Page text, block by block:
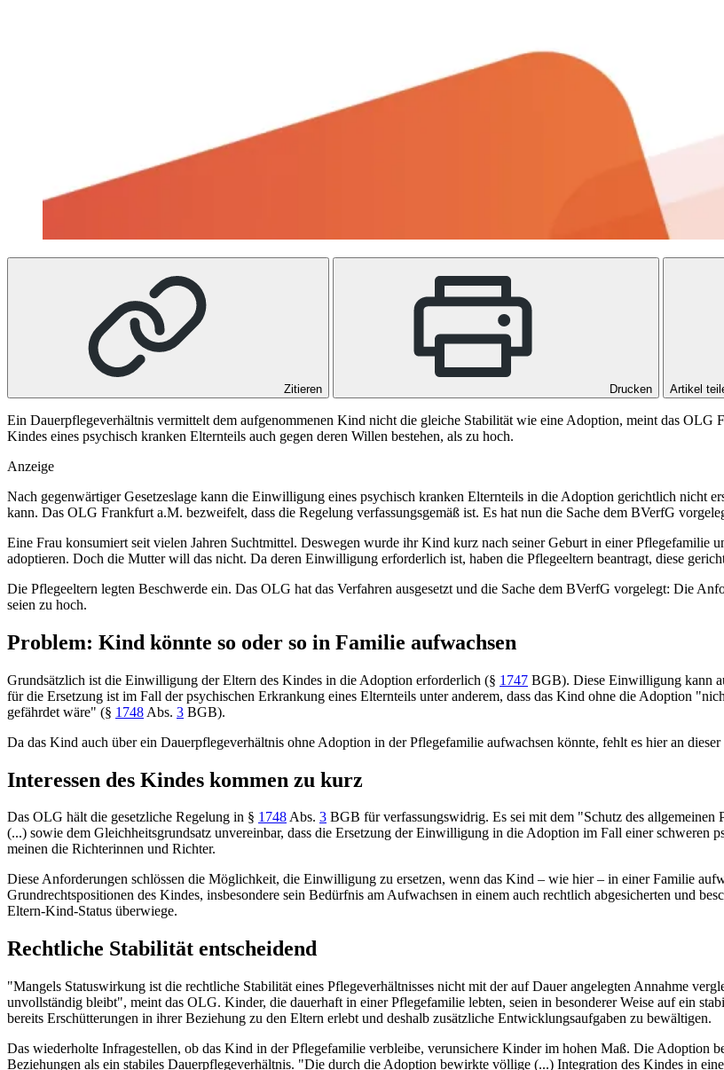
Zitieren Drucken Artikel
Ein Dauerpflegeverhältnis vermittelt dem aufgenommenen Kind nicht die gleiche Stabilität wie eine Adoption, meint das
Kindes eines psychisch kranken Elternteils auch gegen deren Willen bestehen, als zu hoch.
Anzeige
Nach gegenwärtiger Gesetzeslage kann die Einwilligung eines psychisch kranken Elternteils in die Adoption gerichtlich nicht
kann. Das OLG Frankfurt a.M. bezweifelt, dass die Regelung verfassungsgemäß ist. Es hat nun die Sache dem BVerfG
Eine Frau konsumiert seit vielen Jahren Suchtmittel. Deswegen wurde ihr Kind kurz nach seiner Geburt in einer Pflegefamilie
adoptieren. Doch die Mutter will das nicht. Da deren Einwilligung erforderlich ist, haben die Pflegeeltern beantragt, diese
Die Pflegeeltern legten Beschwerde ein. Das OLG hat das Verfahren ausgesetzt und die Sache dem BVerfG vorgelegt: Die
seien zu hoch.
Problem: Kind könnte so oder so in Familie aufwachsen
Grundsätzlich ist die Einwilligung der Eltern des Kindes in die Adoption erforderlich (§ 1747 BGB). Diese Einwilligung kann
für die Ersetzung ist im Fall der psychischen Erkrankung eines Elternteils unter anderem, dass das Kind ohne die Adoption
gefährdet wäre" (§ 1748 Abs. 3 BGB).
Da das Kind auch über ein Dauerpflegeverhältnis ohne Adoption in der Pflegefamilie aufwachsen könnte, fehlt es hier an dieser
Interessen des Kindes kommen zu kurz
Das OLG hält die gesetzliche Regelung in § 1748Abs. 3 BGB für verfassungswidrig. Es sei mit dem "Schutz des allgemeinen
(...) sowie dem Gleichheitsgrundsatz unvereinbar, dass die Ersetzung der Einwilligung in die Adoption im Fall einer schweren
meinen die Richterinnen und Richter.
Diese Anforderungen schlössen die Möglichkeit, die Einwilligung zu ersetzen, wenn das Kind – wie hier – in einer Familie
Grundrechtspositionen des Kindes, insbesondere sein Bedürfnis am Aufwachsen in einem auch rechtlich abgesicherten und
Eltern-Kind-Status überwiege.
Rechtliche Stabilität entscheidend
"Mangels Statuswirkung ist die rechtliche Stabilität eines Pflegeverhältnisses nicht mit der auf Dauer angelegten Annahme
unvollständig bleibt", meint das OLG. Kinder, die dauerhaft in einer Pflegefamilie lebten, seien in besonderer Weise auf ein
bereits Erschütterungen in ihrer Beziehung zu den Eltern erlebt und deshalb zusätzliche Entwicklungsaufgaben zu bewältigen.
Das wiederholte Infragestellen, ob das Kind in der Pflegefamilie verbleibe, verunsichere Kinder im hohen Maß. Die Adoption
Beziehungen als ein stabiles Dauerpflegeverhältnis. "Die durch die Adoption bewirkte völlige (...) Integration des Kindes in